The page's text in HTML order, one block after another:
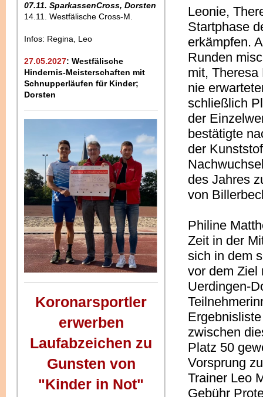
07.11. SparkassenCross, Dorsten
14.11. Westfälische Cross-M.
Infos: Regina, Leo
27.05.2027: Westfälische
Hindernis-Meisterschaften mit
Schnupperläufen für Kinder;
Dorsten
Koronarsportler
erwerben
Laufabzeichen zu
Gunsten von
"Kinder in Not"
Leonie,
Startphase
erkämpfen.
Runden
mit,
nie
schließlich
der
bestätigte
der
des Jahres
von
Philine
Zeit in der
sich in dem
vor dem Ziel
Uerdingen-
zwischen
Platz 50
Vorsprung
Trainer Leo
Gebühr